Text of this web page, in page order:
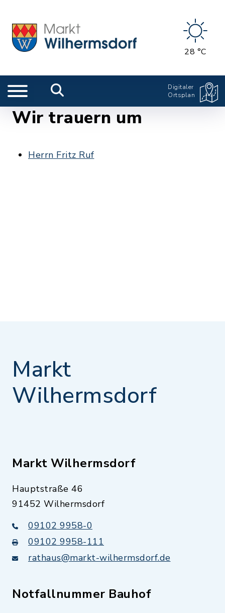
28 °C
Digitaler
Ortsplan
Wir trauern um
Herrn Fritz Ruf
Markt
Wilhermsdorf
Markt Wilhermsdorf
Hauptstraße 46
91452 Wilhermsdorf
09102 9958-0
09102 9958-111
rathaus@markt-wilhermsdorf.de
Notfallnummer Bauhof